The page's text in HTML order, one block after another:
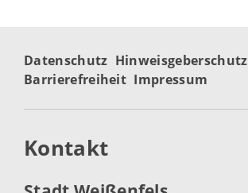
Datenschutz Hinweisgeberschutz
Barrierefreiheit Impressum
Kontakt